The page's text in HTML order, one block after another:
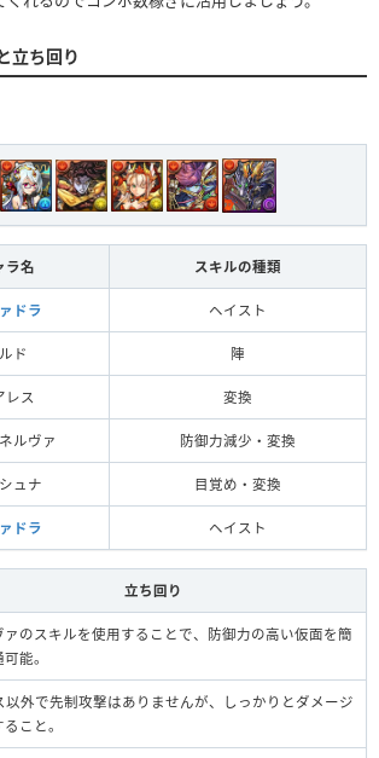
ブラッドデビル
闇デーモン
ビル
パイロデーモン
火デーモン
フロストデビル
フロストデーモン
水デーモン
タウロスデーモン
ハーピィデビル
ハーピィデーモン
光デーモン
ブラッドデビル
闇デーモン
面
朱色の鬼神面
進化前マッハ
転生マッハ
マッハ
立ち回り
ラ名 スキルの種類
ドラ ヘイスト
ド 陣
レス 変換
ルヴァ 防御力減少・変換
ュナ 目覚め・変換
ドラ ヘイスト
立ち回り
ァのスキルを使用することで、防御力の高い仮面を簡
能。
以外で先制攻撃はありませんが、しっかりとダメージ
こと。